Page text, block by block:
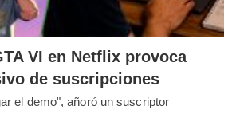
VI en Netflix provoca
de suscripciones
el demo", añoró un suscriptor